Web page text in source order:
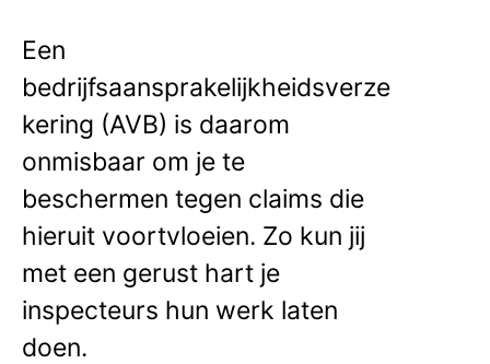
Een
bedrijfsaansprakelijkheidsverze
kering (AVB) is daarom
onmisbaar om je te
beschermen tegen claims die
hieruit voortvloeien. Zo kun jij
met een gerust hart je
inspecteurs hun werk laten
doen.